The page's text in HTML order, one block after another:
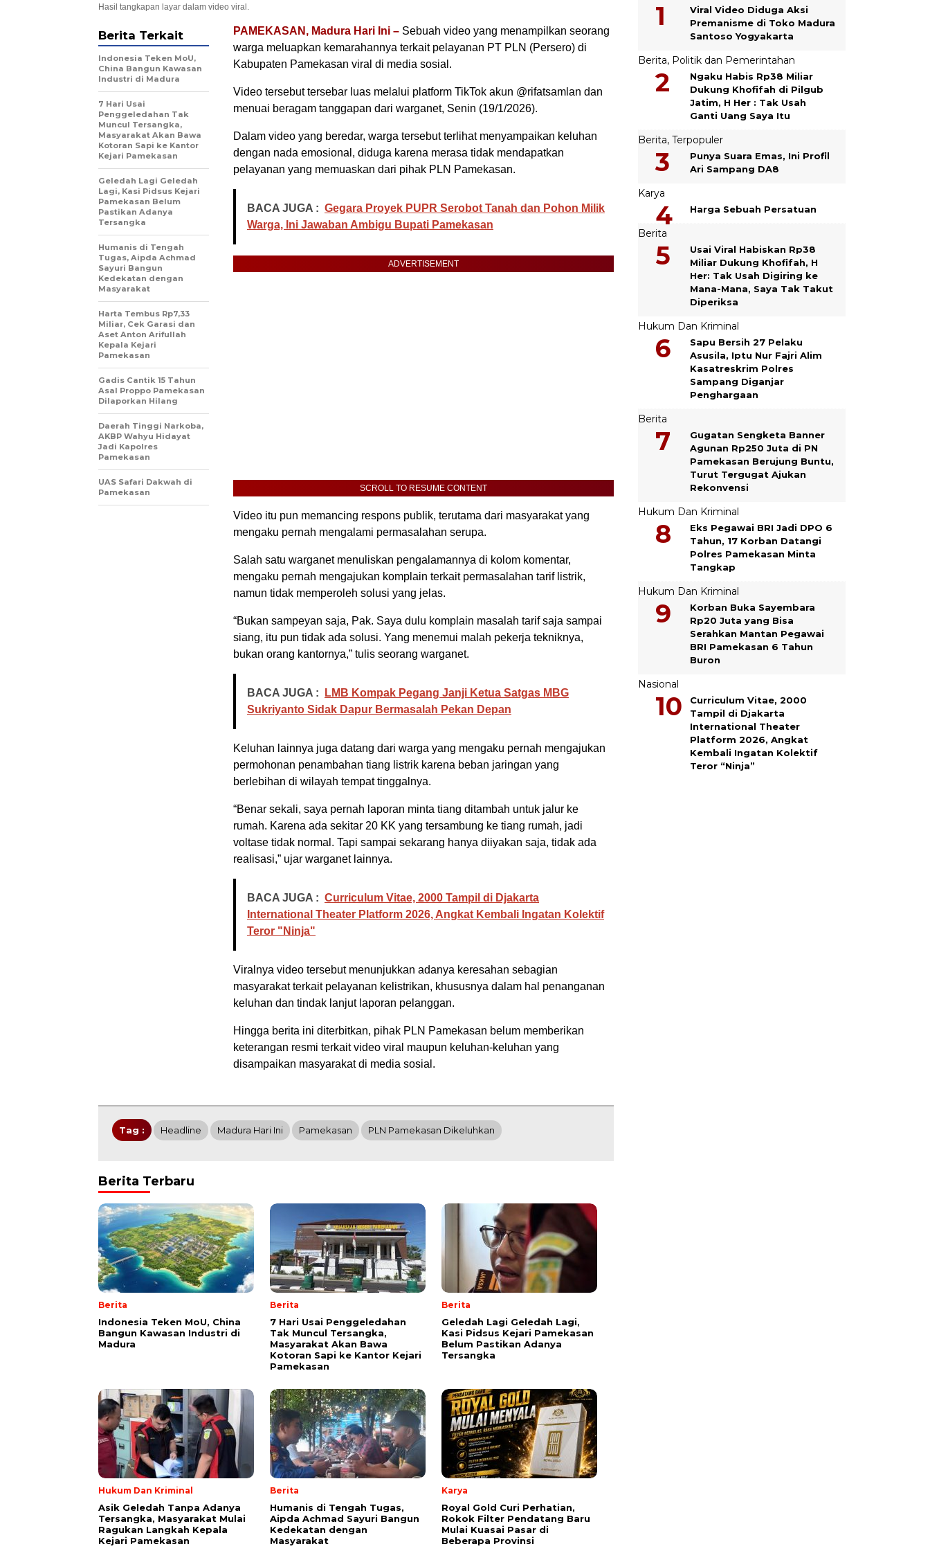
Hasil tangkapan layar dalam video viral.
PAMEKASAN, Madura Hari Ini – Sebuah video yang menampilkan seorang
warga meluapkan kemarahannya terkait pelayanan PT PLN (Persero) di
Kabupaten Pamekasan viral di media sosial.
Video tersebut tersebar luas melalui platform TikTok akun @rifatsamlan dan
menuai beragam tanggapan dari warganet, Senin (19/1/2026).
Dalam video yang beredar, warga tersebut terlihat menyampaikan keluhan
dengan nada emosional, diduga karena merasa tidak mendapatkan
pelayanan yang memuaskan dari pihak PLN Pamekasan.
BACA JUGA : Gegara Proyek PUPR Serobot Tanah dan Pohon Milik
Warga, Ini Jawaban Ambigu Bupati Pamekasan
ADVERTISEMENT
SCROLL TO RESUME CONTENT
Video itu pun memancing respons publik, terutama dari masyarakat yang
mengaku pernah mengalami permasalahan serupa.
Salah satu warganet menuliskan pengalamannya di kolom komentar,
mengaku pernah mengajukan komplain terkait permasalahan tarif listrik,
namun tidak memperoleh solusi yang jelas.
“Bukan sampeyan saja, Pak. Saya dulu komplain masalah tarif saja sampai
siang, itu pun tidak ada solusi. Yang menemui malah pekerja tekniknya,
bukan orang kantornya,” tulis seorang warganet.
BACA JUGA :
LMB Kompak Pegang Janji Ketua Satgas MBG
Sukriyanto Sidak Dapur Bermasalah Pekan Depan
Keluhan lainnya juga datang dari warga yang mengaku pernah mengajukan
permohonan penambahan tiang listrik karena beban jaringan yang
berlebihan di wilayah tempat tinggalnya.
“Benar sekali, saya pernah laporan minta tiang ditambah untuk jalur ke
rumah. Karena ada sekitar 20 KK yang tersambung ke tiang rumah, jadi
voltase tidak normal. Tapi sampai sekarang hanya diiyakan saja, tidak ada
realisasi,” ujar warganet lainnya.
BACA JUGA : Curriculum Vitae, 2000 Tampil di Djakarta
International Theater Platform 2026, Angkat Kembali Ingatan Kolektif
Teror "Ninja"
Viralnya video tersebut menunjukkan adanya keresahan sebagian
masyarakat terkait pelayanan kelistrikan, khususnya dalam hal penanganan
keluhan dan tindak lanjut laporan pelanggan.
Hingga berita ini diterbitkan, pihak PLN Pamekasan belum memberikan
keterangan resmi terkait video viral maupun keluhan-keluhan yang
disampaikan masyarakat di media sosial.
Berita Terkait
Indonesia Teken MoU,
China Bangun Kawasan
Industri di Madura
7 Hari Usai
Penggeledahan Tak
Muncul Tersangka,
Masyarakat Akan Bawa
Kotoran Sapi ke Kantor
Kejari Pamekasan
Geledah Lagi Geledah
Lagi, Kasi Pidsus Kejari
Pamekasan Belum
Pastikan Adanya
Tersangka
Humanis di Tengah
Tugas, Aipda Achmad
Sayuri Bangun
Kedekatan dengan
Masyarakat
Harta Tembus Rp7,33
Miliar, Cek Garasi dan
Aset Anton Arifullah
Kepala Kejari
Pamekasan
Gadis Cantik 15 Tahun
Asal Proppo Pamekasan
Dilaporkan Hilang
Daerah Tinggi Narkoba,
AKBP Wahyu Hidayat
Jadi Kapolres
Pamekasan
UAS Safari Dakwah di
Pamekasan
Tag : Headline Madura Hari Ini Pamekasan PLN Pamekasan Dikeluhkan
Berita Terbaru
Berita
Indonesia Teken MoU, China
Bangun Kawasan Industri di
Madura
Berita
7 Hari Usai Penggeledahan
Tak Muncul Tersangka,
Masyarakat Akan Bawa
Kotoran Sapi ke Kantor Kejari
Pamekasan
Berita
Geledah Lagi Geledah Lagi,
Kasi Pidsus Kejari Pamekasan
Belum Pastikan Adanya
Tersangka
Hukum Dan Kriminal
Asik Geledah Tanpa Adanya
Tersangka, Masyarakat Mulai
Ragukan Langkah Kepala
Kejari Pamekasan
Berita
Humanis di Tengah Tugas,
Aipda Achmad Sayuri Bangun
Kedekatan dengan
Masyarakat
Karya
Royal Gold Curi Perhatian,
Rokok Filter Pendatang Baru
Mulai Kuasai Pasar di
Beberapa Provinsi
Viral Video Diduga Aksi
Premanisme di Toko Madura
Santoso Yogyakarta
Berita, Politik dan Pemerintahan
Ngaku Habis Rp38 Miliar
Dukung Khofifah di Pilgub
Jatim, H Her : Tak Usah
Ganti Uang Saya Itu
Berita, Terpopuler
Punya Suara Emas, Ini Profil
Ari Sampang DA8
Karya
Harga Sebuah Persatuan
Berita
Usai Viral Habiskan Rp38
Miliar Dukung Khofifah, H
Her: Tak Usah Digiring ke
Mana-Mana, Saya Tak Takut
Diperiksa
Hukum Dan Kriminal
Sapu Bersih 27 Pelaku
Asusila, Iptu Nur Fajri Alim
Kasatreskrim Polres
Sampang Diganjar
Penghargaan
Berita
Gugatan Sengketa Banner
Agunan Rp250 Juta di PN
Pamekasan Berujung Buntu,
Turut Tergugat Ajukan
Rekonvensi
Hukum Dan Kriminal
Eks Pegawai BRI Jadi DPO 6
Tahun, 17 Korban Datangi
Polres Pamekasan Minta
Tangkap
Hukum Dan Kriminal
Korban Buka Sayembara
Rp20 Juta yang Bisa
Serahkan Mantan Pegawai
BRI Pamekasan 6 Tahun
Buron
Nasional
Curriculum Vitae, 2000
Tampil di Djakarta
International Theater
Platform 2026, Angkat
Kembali Ingatan Kolektif
Teror “Ninja”